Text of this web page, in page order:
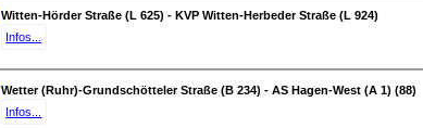
Witten-Hörder Straße (L 625) - KVP Witten-Herbeder Straße (L 924)
Infos...
Wetter (Ruhr)-Grundschötteler Straße (B 234) - AS Hagen-West (A 1) (88)
Infos...